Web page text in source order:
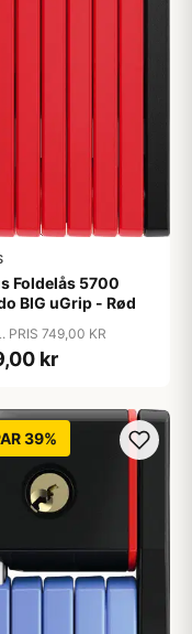
Foldelås 5700
BIG uGrip - Rød
PRIS 749,00 KR
kr
39%